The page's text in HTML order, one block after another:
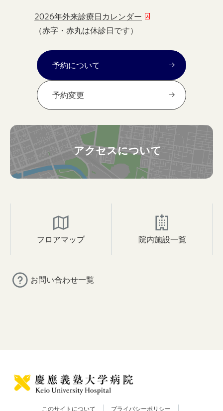
2026年外来診療日カレンダー
（赤字・赤丸は休診日です）
予約について
予約変更
アクセスについて
フロアマップ 院内施設一覧
お問い合わせ一覧
このサイトについて プライバシーポリシー